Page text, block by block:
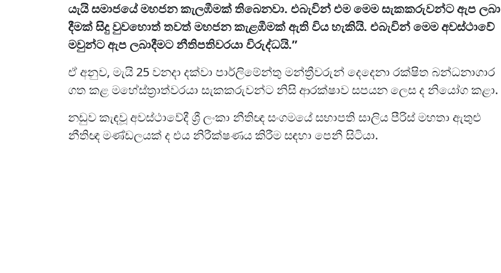
යැයි සමාජයේ මහජන කැලඹීමක් තිබෙනවා. එබැවින් එම මෙම සැකකරුවන්ට ඇප ලබා
දීමක් සිදු වුවහොත් තවත් මහජන කැළඹීමක් ඇති විය හැකියි. එබැවින් මෙම අවස්ථාවේ
මවුන්ට ඇප ලබාදීමට නීතිපතිවරයා විරුද්ධයි.”
ඒ අනුව, මැයි 25 වනදා දක්වා පාර්ලිමේන්තු මන්ත්‍රීවරුන් දෙදෙනා රක්ෂිත බන්ධනාගාර
ගත කළ මහේස්ත්‍රාත්වරයා සැකකරුවන්ට නිසි ආරක්ෂාව සපයන ලෙස ද නියෝග කළා.
නඩුව කැඳවූ අවස්ථාවේදී ශ්‍රී ලංකා නීතිඥ සංගමයේ සභාපති සාලිය පීරිස් මහතා ඇතුළු
නීතිඥ මණ්ඩලයක් ද එය නිරීක්ෂණය කිරීම සඳහා පෙනී සිටියා.